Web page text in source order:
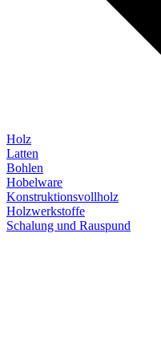
Holz
Latten
Bohlen
Hobelware
Konstruktionsvollholz
Holzwerkstoffe
Schalung und Rauspund